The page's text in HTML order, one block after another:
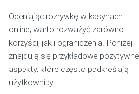
Oceniając rozrywkę w kasynach
online, warto rozważyć zarówno
korzyści, jak i ograniczenia. Poniżej
znajdują się przykładowe pozytywne
aspekty, które często podkreślają
użytkownicy: